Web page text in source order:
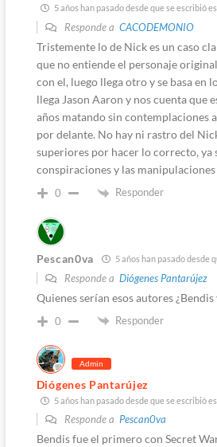
5 años han pasado desde que se escribió
Responde a CACODEMONIO
Tristemente lo de Nick es un caso
que no entiende el personaje
con el, luego llega otro y se basa en
llega Jason Aaron y nos cuenta que
años matando sin contemplaciones
por delante. No hay ni rastro del
superiores por hacer lo correcto, ya
conspiraciones y las manipulaciones
0 Responder
Pescan0va 5 años han pasado desde
Responde a Diógenes Pantarújez
Quienes serían esos autores
0 Responder
Admin
Diógenes Pantarújez
5 años han pasado desde que se escribió
Responde a Pescan0va
Bendis fue el primero con Secret